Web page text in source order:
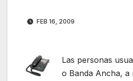
FEB 16, 2009
Las personas
o Banda Ancha, a